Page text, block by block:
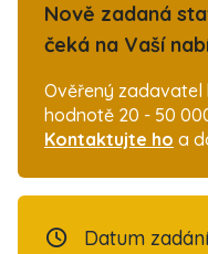
Nově zadaná
čeká na Vaší
Ověřený
hodnotě 20 - 50
Kontaktujte ho a
Datum